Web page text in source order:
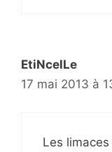
EtiNcelLe
17 mai 2013 à
Les